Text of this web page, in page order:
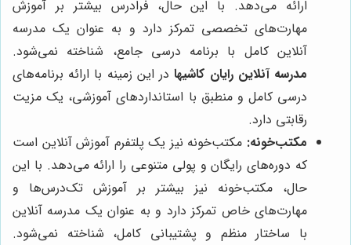
ارائه می‌دهد. با این حال، فرادرس بیشتر بر آموزش
مهارت‌های تخصصی تمرکز دارد و به عنوان یک مدرسه
آنلاین کامل با برنامه درسی جامع، شناخته نمی‌شود.
مدرسه آنلاین رایان کاشیهادر این زمینه با ارائه برنامه‌های
درسی کامل و منطبق با استانداردهای آموزشی، یک مزیت
رقابتی دارد.
مکتب‌خونه: مکتب‌خونه نیز یک پلتفرم آموزش آنلاین است
که دوره‌های رایگان و پولی متنوعی را ارائه می‌دهد. با این
حال، مکتب‌خونه نیز بیشتر بر آموزش تک‌درس‌ها و
مهارت‌های خاص تمرکز دارد و به عنوان یک مدرسه آنلاین
با ساختار منظم و پشتیبانی کامل، شناخته نمی‌شود.